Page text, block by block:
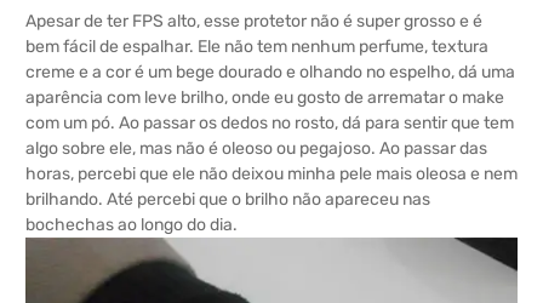
Apesar de ter FPS alto, esse protetor não é super grosso e é
bem fácil de espalhar. Ele não tem nenhum perfume, textura
creme e a cor é um bege dourado e olhando no espelho, dá uma
aparência com leve brilho, onde eu gosto de arrematar o make
com um pó. Ao passar os dedos no rosto, dá para sentir que tem
algo sobre ele, mas não é oleoso ou pegajoso. Ao passar das
horas, percebi que ele não deixou minha pele mais oleosa e nem
brilhando. Até percebi que o brilho não apareceu nas
bochechas ao longo do dia.